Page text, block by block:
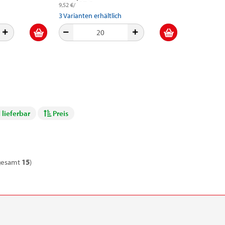
9,52 €/
3Varianten erhältlich
lieferbar
Preis
15)